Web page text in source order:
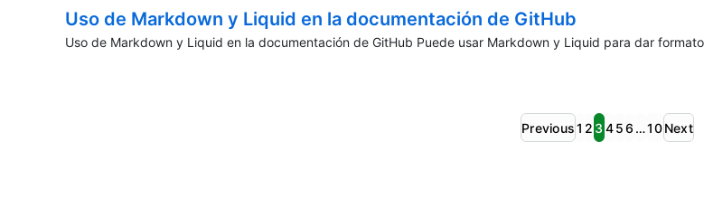
Uso de Markdown y Liquid en la documentación de GitHub
Uso de Markdown y Liquid en la documentación de GitHub Puede usar Markdown y Liquid para dar
Previous1 2 3 456 …10Next